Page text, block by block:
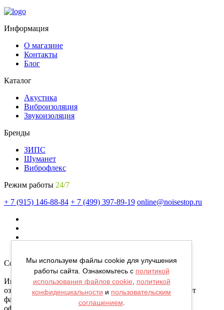
Информация
О магазине
Контакты
Блог
Каталог
Акустика
Виброизоляция
Звукоизоляция
Бренды
ЗИПС
Шуманет
Виброфлекс
Режим работы 24/7
+ 7 (915) 146-88-84 + 7 (499) 397-89-19 online@noisestop.ru
Copyright © noisestop.ru 2026.
Информация о товарах на сайте приведена в целях
ознакомленияя. Фотографии, цвета могут отличаться от
фактических характеристик и не являются публичной
офертой.
Мы используем файлы cookie для улучшения
работы сайта. Ознакомьтесь с политикой
использования файлов cookie
политикой
конфиденциальности и пользовательским
соглашением